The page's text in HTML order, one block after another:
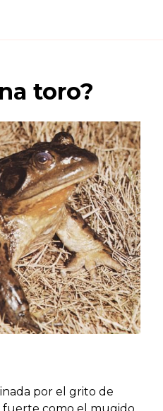
toro?
por el grito de